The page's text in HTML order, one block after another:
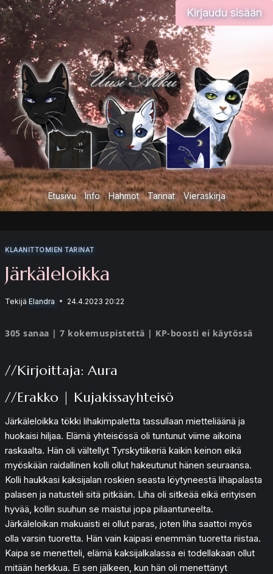
Siirry
sisältöön
Kirjaudu sisään
Etusivu Info Hahmot Tarinat Vieraskirja
KLAANITTOMIEN TARINAT
Järkäleloikka
Tekijä Elandra 24.4.2023 20:22
305 sanaa | 7 kokemuspistettä | KP-boosti ei käytössä
//Kirjoittaja: Aura
//Erakko | Kujakissayhteisö
Järkäleloikka tökki lihakimpaletta tassullaan mietteliäänä ja
huokaisi hiljaa. Elämä yhteisössä oli tuntunut viime aikoina
raskaalta. Hän oli vältellyt Tyrskytiikeriä kaikin keinon eikä
myöskään raidallinen kolli ollut hakeutunut hänen seuraansa.
Kolli haukkasi kaksijalan roskien seasta löytyneestä lihapalasta
palasen ja natusteli sitä pitkään. Liha oli sitkeää eikä erityisen
hyvää, kollin suuhun se maistui jopa pilaantuneelta.
Järkäleloikan makuaisti ei ollut paras, joten liha saattoi myös
olla varsin tuoretta. Hän vain kaipasi enemmän tuoretta riistaa.
Kaipa se menetteli, elämä kaksijalkalassa ei todellakaan ollut
mitään herkkua. Ei sen jälkeen, kun hän oli menettänyt